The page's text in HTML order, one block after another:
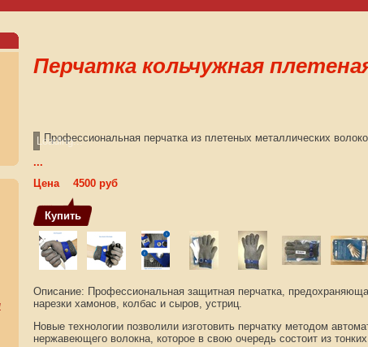
Перчатка кольчужная
Loading...
Профессиональная перчатка из плетеных металлических
...
Цена
4500 руб
Описание: Профессиональная защитная перчатка,
нарезки хамонов, колбас и сыров, устриц.
Новые технологии позволили изготовить перчатку методом
нержавеющего волокна, которое в свою очередь состоит из